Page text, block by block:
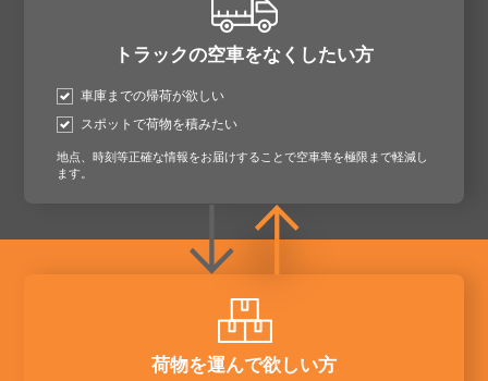
トラックの空車をなくしたい方
車庫までの帰荷が欲しい
スポットで荷物を積みたい
地点、時刻等正確な情報をお届けすることで空車率を極限まで軽減し
ます。
荷物を運んで欲しい方